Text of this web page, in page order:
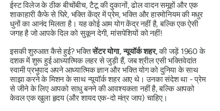
ईस्ट विलेज के ठीक बीचोंबीच, टैटू की दुकानों, ढोल वादन समूहों और एक
शाकाहारी कैफे से घिरे, भक्ति केंद्र में प्रेम, भक्ति और हारमोनियम की मधुर
धुनों का आनंद मिलता है। यह कोई आम योग केंद्र नहीं है, बल्कि एक ऐसी
जगह है जो आपके दिल को सुकून देगी, मांसपेशियों को नहीं!
इसकी शुरुआत कैसे हुई?भक्तिसेंटर योगा, न्यूयॉर्क शहर,की जड़ें 1960 के
दशक में शुरू हुई आध्यात्मिक लहर से जुड़ी हैं, जब श्रील एसी भक्तिवेदांत
स्वामी प्रभुपाद अपने आध्यात्मिक ज्ञान और भक्ति योग को दुनिया के साथ
साझा करने के मिशन के साथ न्यूयॉर्क शहर आए थे। उनका संदेश था - प्रेम
से जीने के लिए आपको साधु बनने की आवश्यकता नहीं है, बल्कि आपको
केवल एक खुला हृदय (और शायद एक-दो मंत्र जाप) चाहिए।